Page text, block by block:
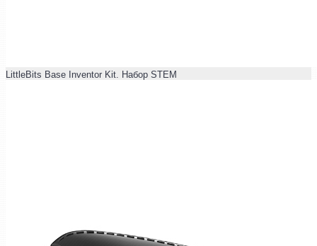
LittleBits Base Inventor Kit. Набор STEM